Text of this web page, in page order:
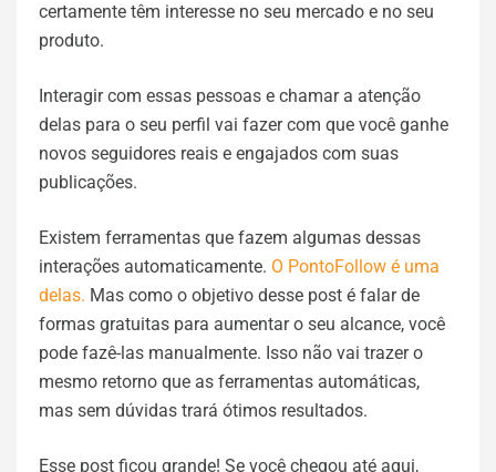
certamente têm interesse no seu mercado e no seu
produto.
Interagir com essas pessoas e chamar a atenção
delas para o seu perfil vai fazer com que você ganhe
novos seguidores reais e engajados com suas
publicações.
Existem ferramentas que fazem algumas dessas
interações automaticamente. O PontoFollow é uma
delas. Mas como o objetivo desse post é falar de
formas gratuitas para aumentar o seu alcance, você
pode fazê-las manualmente. Isso não vai trazer o
mesmo retorno que as ferramentas automáticas,
mas sem dúvidas trará ótimos resultados.
Esse post ficou grande! Se você chegou até aqui,